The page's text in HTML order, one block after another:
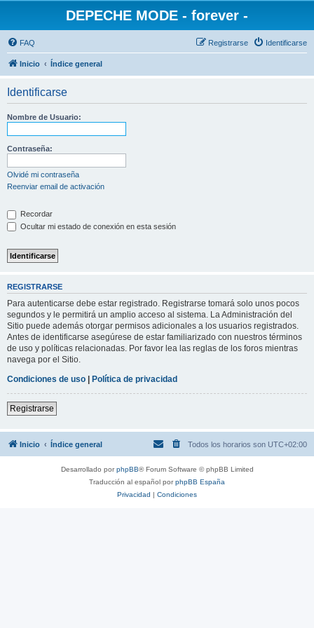
DEPECHE MODE - forever -
FAQ Identificarse
Registrarse
Inicio Índice general
Identificarse
Nombre de Usuario:
Contraseña:
Olvidé mi contraseña
Reenviar email de activación
Recordar
Ocultar mi estado de conexión en esta sesión
REGISTRARSE
Para autenticarse debe estar registrado. Registrarse tomará solo unos pocos
segundos y le permitirá un amplio acceso al sistema. La Administración del
Sitio puede además otorgar permisos adicionales a los usuarios registrados.
Antes de identificarse asegúrese de estar familiarizado con nuestros términos
de uso y políticas relacionadas. Por favor lea las reglas de los foros mientras
navega por el Sitio.
Condiciones de uso | Política de privacidad
Registrarse
Inicio Índice general Todos los horarios son UTC+02:00
Desarrollado porphpBB® Forum Software © phpBB Limited
Traducción al español porphpBB España
Privacidad | Condiciones